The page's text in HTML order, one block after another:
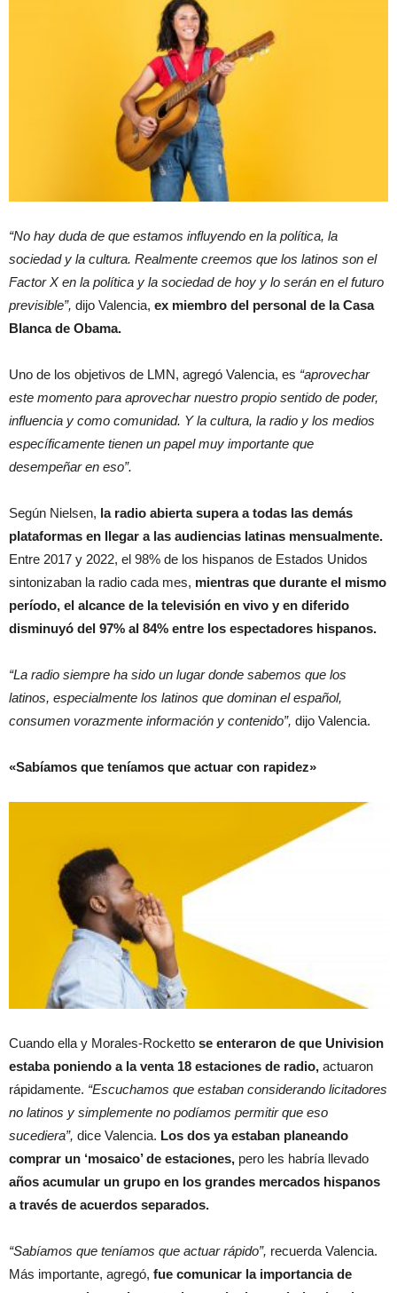
“No hay duda de que estamos influyendo en la política, la
sociedad y la cultura. Realmente creemos que los latinos son el
Factor X en la política y la sociedad de hoy y lo serán en el futuro
previsible”, dijo Valencia, ex miembro del personal de la Casa
Blanca de Obama.
Uno de los objetivos de LMN, agregó Valencia, es “aprovechar
este momento para aprovechar nuestro propio sentido de poder,
influencia y como comunidad. Y la cultura, la radio y los medios
específicamente tienen un papel muy importante que
desempeñar en eso”.
Según Nielsen, la radio abierta supera a todas las demás
plataformas en llegar a las audiencias latinas mensualmente.
Entre 2017 y 2022, el 98% de los hispanos de Estados Unidos
sintonizaban la radio cada mes, mientras que durante el mismo
período, el alcance de la televisión en vivo y en diferido
disminuyó del 97% al 84% entre los espectadores hispanos.
“La radio siempre ha sido un lugar donde sabemos que los
latinos, especialmente los latinos que dominan el español,
consumen vorazmente información y contenido”, dijo Valencia.
«Sabíamos que teníamos que actuar con rapidez»
Cuando ella y Morales-Rocketto se enteraron de que Univision
estaba poniendo a la venta 18 estaciones de radio, actuaron
rápidamente. “Escuchamos que estaban considerando licitadores
no latinos y simplemente no podíamos permitir que eso
sucediera”, dice Valencia. Los dos ya estaban planeando
comprar un ‘mosaico’ de estaciones, pero les habría llevado
años acumular un grupo en los grandes mercados hispanos
a través de acuerdos separados.
“Sabíamos que teníamos que actuar rápido”, recuerda Valencia.
Más importante, agregó, fue comunicar la importancia de